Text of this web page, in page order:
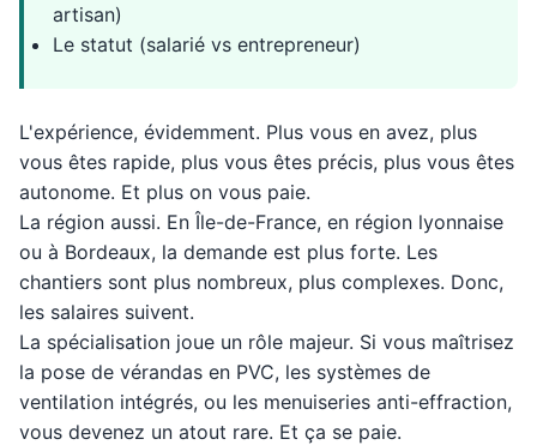
artisan)
Le statut (salarié vs entrepreneur)
L'expérience, évidemment. Plus vous en avez, plus
vous êtes rapide, plus vous êtes précis, plus vous êtes
autonome. Et plus on vous paie.
La région aussi. En Île-de-France, en région lyonnaise
ou à Bordeaux, la demande est plus forte. Les
chantiers sont plus nombreux, plus complexes. Donc,
les salaires suivent.
La spécialisation joue un rôle majeur. Si vous maîtrisez
la pose de vérandas en PVC, les systèmes de
ventilation intégrés, ou les menuiseries anti-effraction,
vous devenez un atout rare. Et ça se paie.